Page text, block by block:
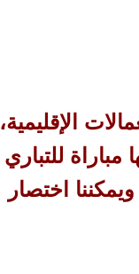
الإقليمية،
للتباري
اختصار